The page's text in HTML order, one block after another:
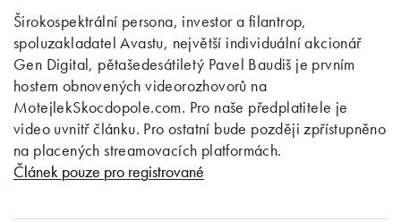
Širokospektrální persona, investor a filantrop,
spoluzakladatel Avastu, největší individuální akcionář
Gen Digital, pětašedesátiletý Pavel Baudiš je prvním
hostem obnovených videorozhovorů na
MotejlekSkocdopole.com. Pro naše předplatitele je
video uvnitř článku. Pro ostatní bude později zpřístupněno
na placených streamovacích platformách.
Článek pouze pro registrované